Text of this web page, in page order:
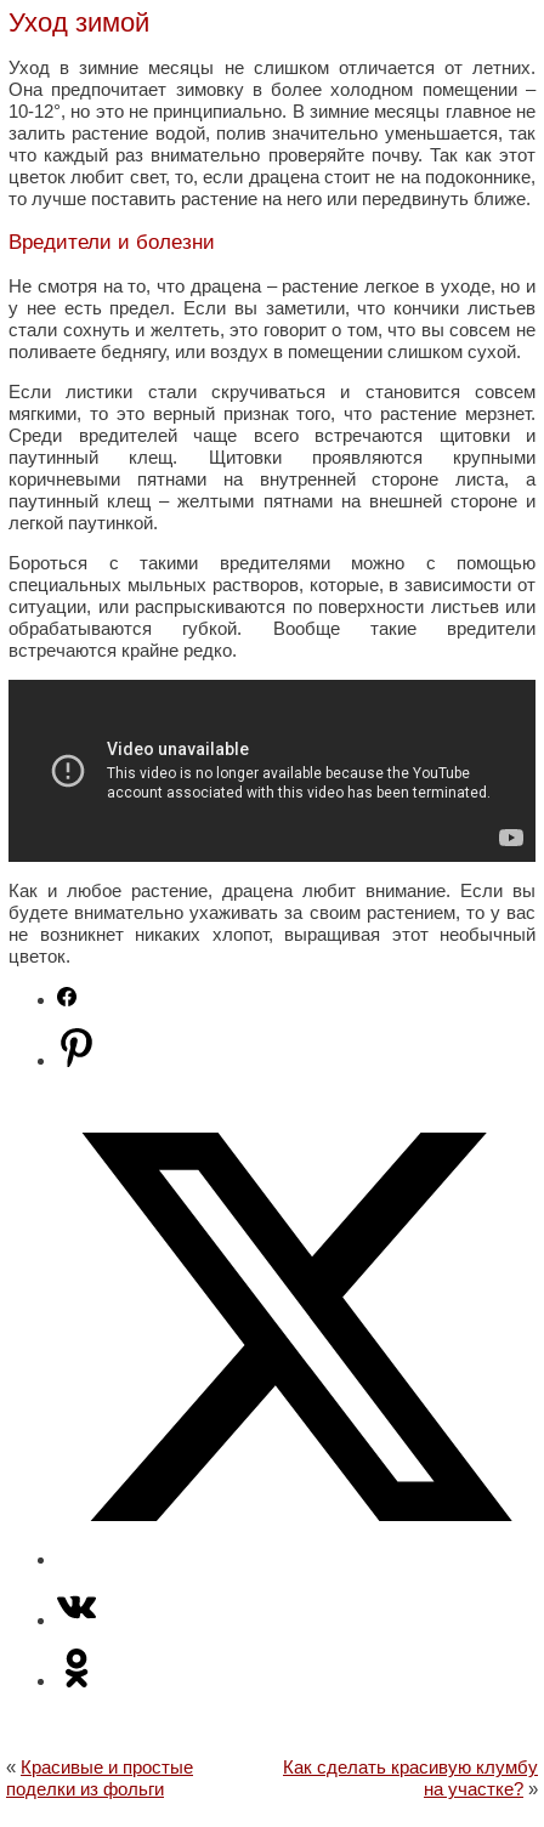
Уход зимой
Уход в зимние месяцы не слишком отличается от летних.
Она предпочитает зимовку в более холодном помещении –
10-12°, но это не принципиально. В зимние месяцы главное не
залить растение водой, полив значительно уменьшается, так
что каждый раз внимательно проверяйте почву. Так как этот
цветок любит свет, то, если драцена стоит не на подоконнике,
то лучше поставить растение на него или передвинуть ближе.
Вредители и болезни
Не смотря на то, что драцена – растение легкое в уходе, но и
у нее есть предел. Если вы заметили, что кончики листьев
стали сохнуть и желтеть, это говорит о том, что вы совсем не
поливаете беднягу, или воздух в помещении слишком сухой.
Если листики стали скручиваться и становится совсем
мягкими, то это верный признак того, что растение мерзнет.
Среди вредителей чаще всего встречаются щитовки и
паутинный клещ. Щитовки проявляются крупными
коричневыми пятнами на внутренней стороне листа, а
паутинный клещ – желтыми пятнами на внешней стороне и
легкой паутинкой.
Бороться с такими вредителями можно с помощью
специальных мыльных растворов, которые, в зависимости от
ситуации, или распрыскиваются по поверхности листьев или
обрабатываются губкой. Вообще такие вредители
встречаются крайне редко.
Как и любое растение, драцена любит внимание. Если вы
будете внимательно ухаживать за своим растением, то у вас
не возникнет никаких хлопот, выращивая этот необычный
цветок.
« Красивые и простые
поделки из фольги
Как сделать красивую клумбу
на участке? »